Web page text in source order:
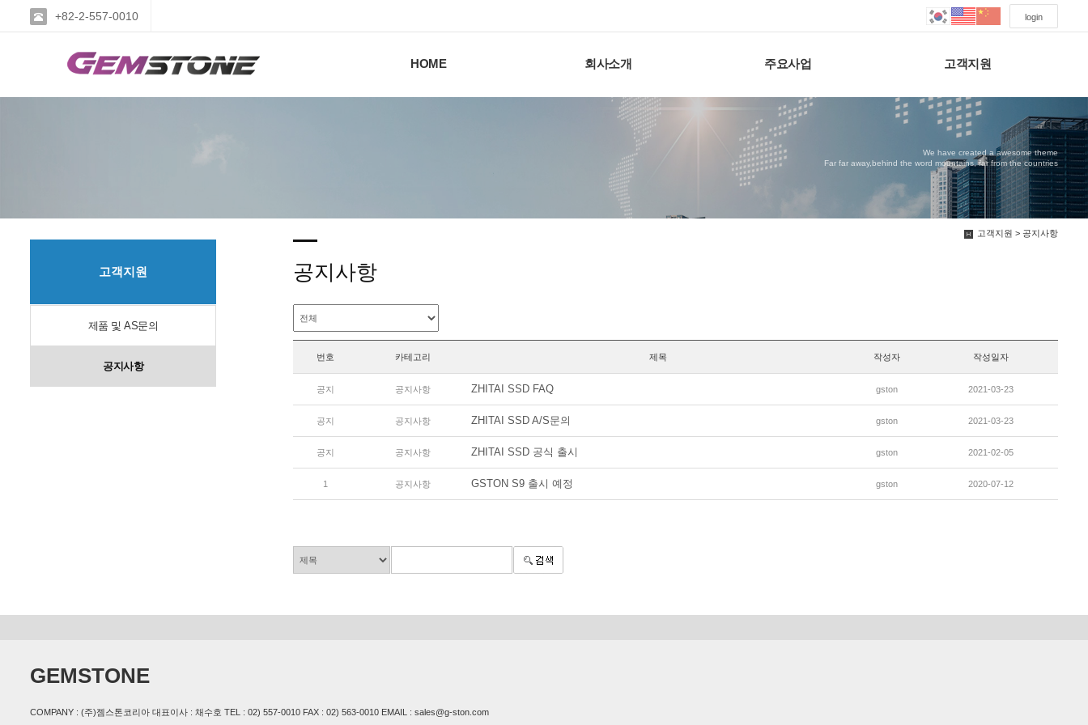
+82-2-557-0010 login
HOME 회사소개 주요사업 고객지원
We have created a awesome theme
Far far away,behind the word mountains, far from the countries
고객지원 > 공지사항
고객지원
제품 및 AS문의
공지사항
공지사항
번호 카테고리 제목 작성자 작성일자
공지 공지사항 ZHITAI SSD FAQ gston 2021-03-23
공지 공지사항 ZHITAI SSD A/S문의 gston 2021-03-23
공지 공지사항 ZHITAI SSD 공식 출시 gston 2021-02-05
1 공지사항 GSTON S9 출시 예정 gston 2020-07-12
GEMSTONE
COMPANY : (주)젬스톤코리아 대표이사 : 채수호 TEL : 02) 557-0010 FAX : 02) 563-0010 EMAIL : sales@g-ston.com